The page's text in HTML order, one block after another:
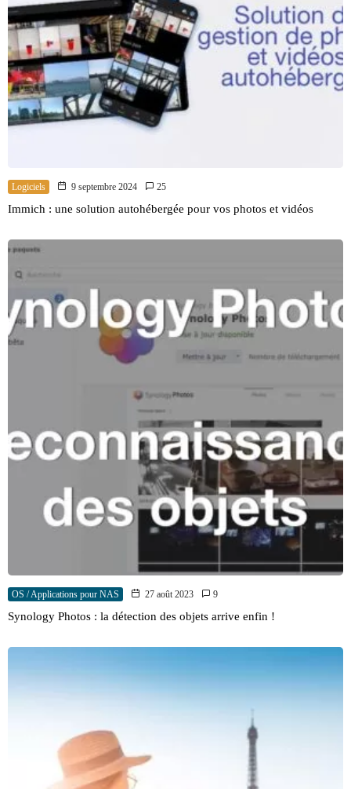
Logiciels 9 septembre 2024 25
Immich : une solution autohébergée pour vos photos et vidéos
OS / Applications pour NAS 27 août 2023 9
Synology Photos : la détection des objets arrive enfin !